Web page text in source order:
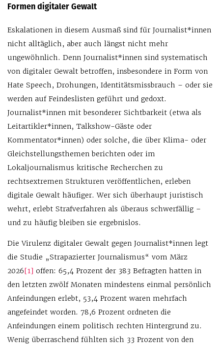
Formen digitaler Gewalt
Eskalationen in diesem Ausmaß sind für Journalist*innen
nicht alltäglich, aber auch längst nicht mehr
ungewöhnlich. Denn Journalist*innen sind systematisch
von digitaler Gewalt betroffen, insbesondere in Form von
Hate Speech, Drohungen, Identitätsmissbrauch – oder sie
werden auf Feindeslisten geführt und gedoxt.
Journalist*innen mit besonderer Sichtbarkeit (etwa als
Leitartikler*innen, Talkshow-Gäste oder
Kommentator*innen) oder solche, die über Klima- oder
Gleichstellungsthemen berichten oder im
Lokaljournalismus kritische Recherchen zu
rechtsextremen Strukturen veröffentlichen, erleben
digitale Gewalt häufiger. Wer sich überhaupt juristisch
wehrt, erlebt Strafverfahren als überaus schwerfällig –
und zu häufig bleiben sie ergebnislos.
Die Virulenz digitaler Gewalt gegen Journalist*innen legt
die Studie „Strapazierter Journalismus“ vom März
2026[1] offen: 65,4 Prozent der 383 Befragten hatten in
den letzten zwölf Monaten mindestens einmal persönlich
Anfeindungen erlebt, 53,4 Prozent waren mehrfach
angefeindet worden. 78,6 Prozent ordneten die
Anfeindungen einem politisch rechten Hintergrund zu.
Wenig überraschend fühlten sich 33 Prozent von den